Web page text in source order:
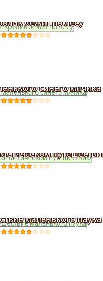
бежит по лесу
синего мячика
маленького паука